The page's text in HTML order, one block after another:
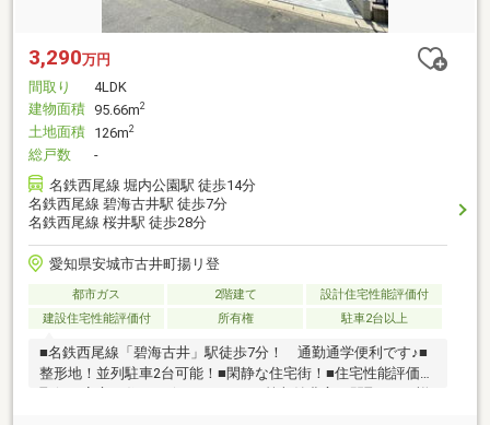
3,290万円
間取り
4LDK
建物面積 95.66m2
土地面積 126m2
総戸数
-
名鉄西尾線 堀内公園駅 徒歩14分
名鉄西尾線 碧海古井駅 徒歩7分
名鉄西尾線 桜井駅 徒歩28分
愛知県安城市古井町揚リ登
都市ガス 2階建て
設計住宅性能評価付
建設住宅性能評価付
所有権 駐車2台以上
■名鉄西尾線「碧海古井」駅徒歩7分！ 通勤通学便利です♪■
整形地！並列駐車2台可能！■閑静な住宅街！■住宅性能評価書